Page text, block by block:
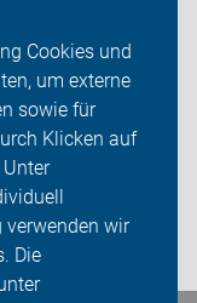
Cookies und
um externe
sowie für
Klicken auf
Unter
verwenden wir
Die